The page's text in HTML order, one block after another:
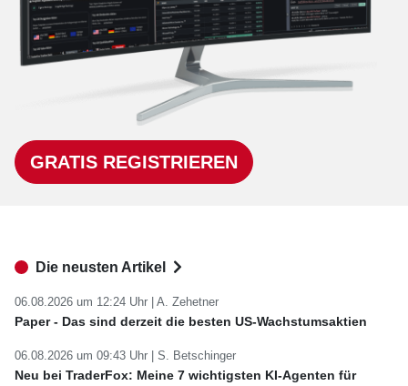
GRATIS REGISTRIEREN
Die neusten Artikel
06.08.2026 um 12:24 Uhr | A. Zehetner
Paper - Das sind derzeit die besten US-Wachstumsaktien
06.08.2026 um 09:43 Uhr | S. Betschinger
Neu bei TraderFox: Meine 7 wichtigsten KI-Agenten für